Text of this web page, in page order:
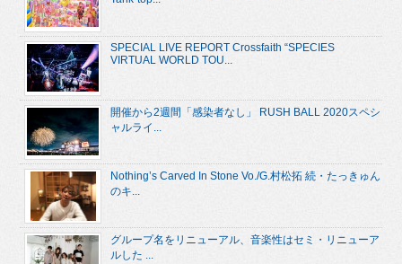
SPECIAL LIVE REPORT Crossfaith “SPECIES
VIRTUAL WORLD TOU...
開催から2週間「感染者なし」 RUSH BALL 2020スペシ
ャルライ...
Nothing’s Carved In Stone Vo./G.村松拓 続・たっきゅん
のキ...
グループ名をリニューアル、音楽性はセミ・リニューア
ルした ...